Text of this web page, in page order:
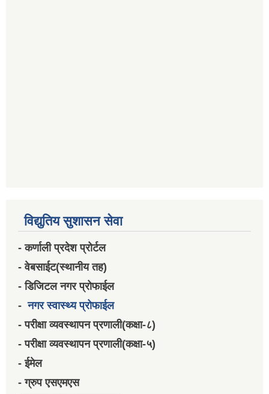
विद्युतिय सुशासन सेवा
- कर्णाली प्रदेश प्रोर्टल
- वेबसाईट(स्थानीय तह)
- डिजिटल नगर प्रोफाईल
-नगर स्वास्थ्य प्रोफाईल
- परीक्षा व्यवस्थापन प्रणाली(कक्षा-८)
- परीक्षा व्यवस्थापन प्रणाली(कक्षा-५)
- ईमेल
- ग्रुप एसएमएस